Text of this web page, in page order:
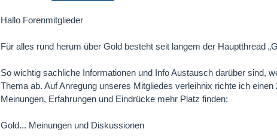
Hallo Forenmitglieder
Für alles rund herum über Gold besteht seit langem der Hauptthread
So wichtig sachliche Informationen und Info Austausch darüber sind,
Thema ab. Auf Anregung unseres Mitgliedes verleihnix richte ich
Meinungen, Erfahrungen und Eindrücke mehr Platz finden:
Gold... Meinungen und Diskussionen